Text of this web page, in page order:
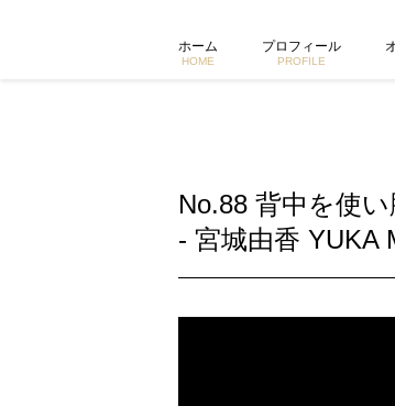
ホーム
HOME
プロフィール
PROFILE
No.88 背中を使
- 宮城由香 YUKA